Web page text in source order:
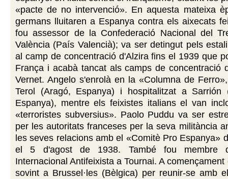
«pacte de no intervenció». En aquesta mateixa
germans lluitaren a Espanya contra els aixecats
fou assessor de la Confederació Nacional del
València (País Valencià); va ser detingut pels
al camp de concentració d'Alzira fins el 1939 que
França i acabà tancat als camps de concentració
Vernet. Angelo s'enrolà en la «Columna de
Terol (Aragó, Espanya) i hospitalitzat a Sarrión
Espanya), mentre els feixistes italians el van
«terroristes subversius». Paolo Puddu va ser
per les autoritats franceses per la seva militància
les seves relacions amb el «Comitè Pro Espanya»
el 5 d'agost de 1938. També fou membre
Internacional Antifeixista a Tournai. A
sovint a Brussel·les (Bèlgica) per reunir-se amb